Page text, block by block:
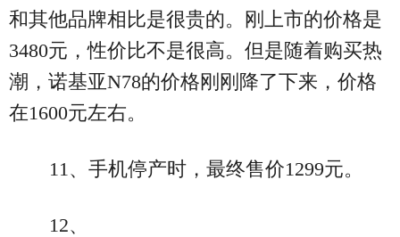
和其他品牌相比是很贵的。刚上市的价格是
3480元，性价比不是很高。但是随着购买热
潮，诺基亚N78的价格刚刚降了下来，价格
在1600元左右。
11、手机停产时，最终售价1299元。
12、